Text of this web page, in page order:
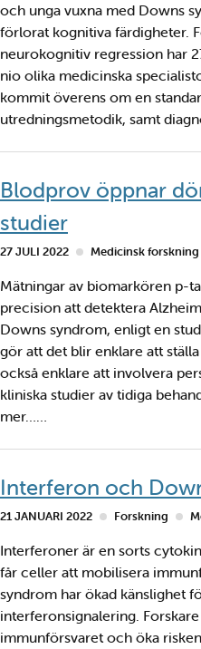
och unga vuxna med Downs
förlorat kognitiva färdigheter.
neurokognitiv regression har
nio olika medicinska
kommit överens om en
utredningsmetodik, samt
Blodprov öppnar
studier
27 JULI 2022 Medicinsk forskning
Mätningar av biomarkören p-
precision att detektera
Downs syndrom, enligt en
gör att det blir enklare att
också enklare att involvera
kliniska studier av tidiga
mer……
Interferon och
21 JANUARI 2022 Forskning
Interferoner är en sorts
får celler att mobilisera
syndrom har ökad känslighet
interferonsignalering.
immunförsvaret och öka